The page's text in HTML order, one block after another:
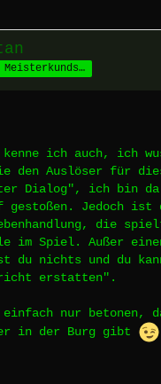
Mudams Meisterkundschafter
kenne ich auch, ich
den Auslöser für
Dialog", ich bin da
Jedoch ist
die
im Spiel. Außer
du nichts und du
erstatten".
nur betonen,
in der Burg gibt